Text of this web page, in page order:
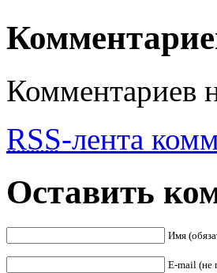
Комментариев
RSS-лента
Оставить
Имя
E-mail (не